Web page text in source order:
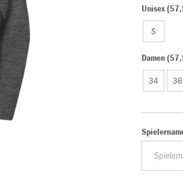
Unisex
S
Damen
34 36